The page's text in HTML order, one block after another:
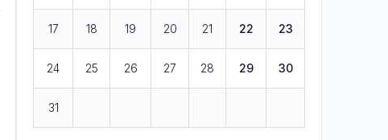
17 18 19 20 21 22 23
24 25 26 27 28 29 30
31